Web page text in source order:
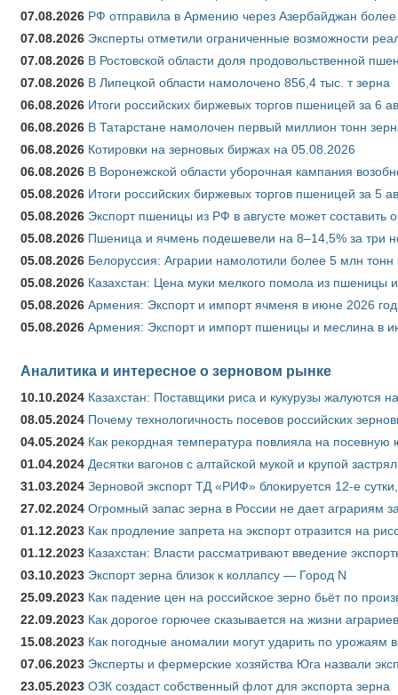
07.08.2026 РФ отправила в Армению через Азербайджан более
07.08.2026 Эксперты отметили ограниченные возможности
07.08.2026 В Ростовской области доля продовольственной
07.08.2026 В Липецкой области намолочено 856,4 тыс. т зерна
06.08.2026 Итоги российских биржевых торгов пшеницей за 6
06.08.2026 В Татарстане намолочен первый миллион тонн
06.08.2026 Котировки на зерновых биржах на 05.08.2026
06.08.2026 В Воронежской области уборочная кампания
05.08.2026 Итоги российских биржевых торгов пшеницей за 5
05.08.2026 Экспорт пшеницы из РФ в августе может составить
05.08.2026 Пшеница и ячмень подешевели на 8–14,5% за три
05.08.2026 Белоруссия: Аграрии намолотили более 5 млн тонн
05.08.2026 Казахстан: Цена муки мелкого помола из пшеницы
05.08.2026 Армения: Экспорт и импорт ячменя в июне 2026
05.08.2026 Армения: Экспорт и импорт пшеницы и меслина в
Аналитика и интересное о зерновом рынке
10.10.2024 Казахстан: Поставщики риса и кукурузы жалуются
08.05.2024 Почему технологичность посевов российских
04.05.2024 Как рекордная температура повлияла на
01.04.2024 Десятки вагонов с алтайской мукой и крупой
31.03.2024 Зерновой экспорт ТД «РИФ» блокируется 12-е
27.02.2024 Огромный запас зерна в России не дает аграриям
01.12.2023 Как продление запрета на экспорт отразится на
01.12.2023 Казахстан: Власти рассматривают введение
03.10.2023 Экспорт зерна близок к коллапсу — Город N
25.09.2023 Как падение цен на российское зерно бьёт по
22.09.2023 Как дорогое горючее сказывается на жизни аграриев
15.08.2023 Как погодные аномалии могут ударить по урожаям
07.06.2023 Эксперты и фермерские хозяйства Юга назвали
23.05.2023 ОЗК создаст собственный флот для экспорта зерна